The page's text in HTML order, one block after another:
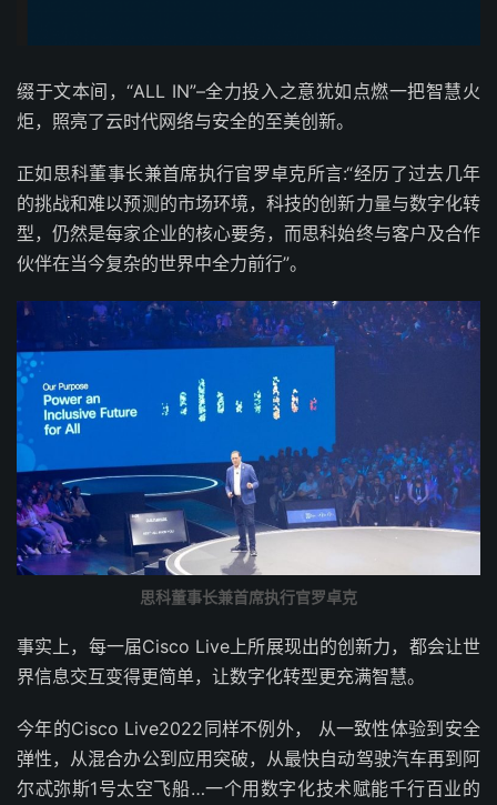
缀于文本间，“ALL IN”–全力投入之意犹如点燃一把智慧火
炬，照亮了云时代网络与安全的至美创新。
正如思科董事长兼首席执行官罗卓克所言:“经历了过去几年
的挑战和难以预测的市场环境，科技的创新力量与数字化转
型，仍然是每家企业的核心要务，而思科始终与客户及合作
伙伴在当今复杂的世界中全力前行”。
思科董事长兼首席执行官罗卓克
事实上，每一届Cisco Live上所展现出的创新力，都会让世
界信息交互变得更简单，让数字化转型更充满智慧。
今年的Cisco Live2022同样不例外， 从一致性体验到安全
弹性，从混合办公到应用突破，从最快自动驾驶汽车再到阿
尔忒弥斯1号太空飞船…一个用数字化技术赋能千行百业的